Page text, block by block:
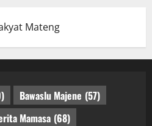
Bawaslu Majene (57)
Mamasa (68)